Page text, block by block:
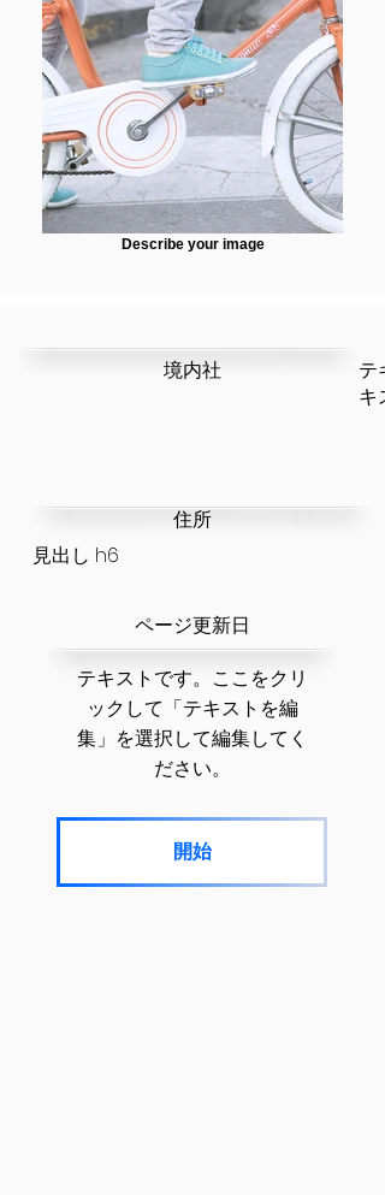
Describe your image
テ
キ
​境内社
​住所
見出し h6
​ページ更新日
テキストです。ここをクリ
ックして「テキストを編
集」を選択して編集してく
ださい。
開始